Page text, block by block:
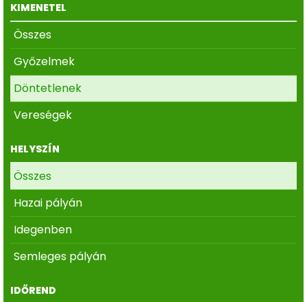
KIMENETEL
Összes
Győzelmek
Döntetlenek
Vereségek
HELYSZÍN
Összes
Hazai pályán
Idegenben
Semleges pályán
IDŐREND